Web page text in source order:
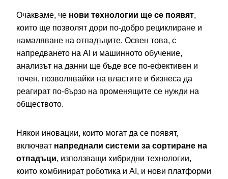
Очакваме, че нови технологии ще се появят,
които ще позволят дори по-добро рециклиране и
намаляване на отпадъците. Освен това, с
напредването на AI и машинното обучение,
анализът на данни ще бъде все по-ефективен и
точен, позволявайки на властите и бизнеса да
реагират по-бързо на променящите се нужди на
обществото.
Някои иновации, които могат да се появят,
включват напреднали системи за сортиране на
отпадъци, използващи хибридни технологии,
които комбинират роботика и AI, и нови платформи